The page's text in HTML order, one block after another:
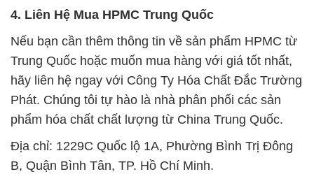
4. Liên Hệ Mua HPMC Trung Quốc
Nếu bạn cần thêm thông tin về sản phẩm HPMC từ
Trung Quốc hoặc muốn mua hàng với giá tốt nhất,
hãy liên hệ ngay với Công Ty Hóa Chất Đắc Trường
Phát. Chúng tôi tự hào là nhà phân phối các sản
phẩm hóa chất chất lượng từ China Trung Quốc.
Địa chỉ: 1229C Quốc lộ 1A, Phường Bình Trị Đông
B, Quận Bình Tân, TP. Hồ Chí Minh.